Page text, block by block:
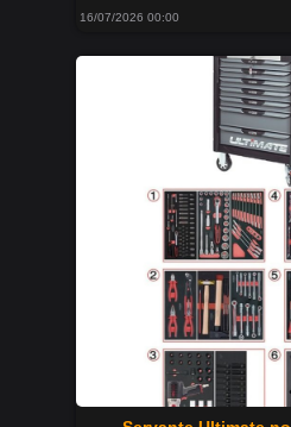
16/07/2026 00:00